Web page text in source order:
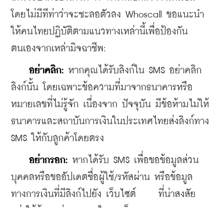
โดยไม่มีทีท่าว่าจะชะลอตัวลง Whoscall ขอแนะนำ
ให้คนไทยปฏิบัติตามแนวทางเหล่านี้เพื่อป้องกัน
ตนเองจากเหล่ามิจฉาชีพ:
อย่าคลิก: หากคุณได้รับลิงก์ใน SMS อย่าคลิก
ลิงก์นั้น โดยเฉพาะข้อความที่มาจากธนาคารหรือ
หมายเลขที่ไม่รู้จัก เนื่องจาก ปัจจุบัน มีข้อห้ามไม่ให้
ธนาคารและสถาบันการเงินในประเทศไทยส่งลิงก์ทาง
SMS ให้กับลูกค้าโดยตรง
อย่ากรอก: หากได้รับ SMS เพื่อขอข้อมูลส่วน
บุคคลหรือขออัปเดตชื่อผู้ใช้/รหัสผ่าน หรือข้อมูล
ทางการเงินที่มีลิงก์ไปยัง เว็บไซต์     ที่น่าสงสัย